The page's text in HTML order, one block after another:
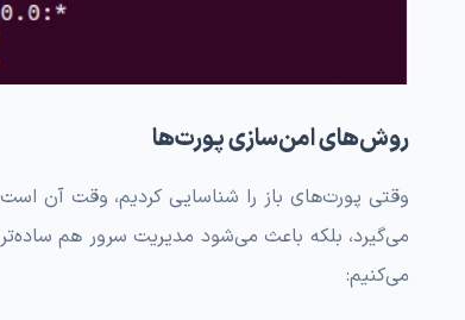
روش‌های امن‌سازی پورت‌ها
وقتی پورت‌های باز را شناسایی کردیم، وقت آن است
می‌گیرد، بلکه باعث می‌شود مدیریت سرور هم
می‌کنیم: